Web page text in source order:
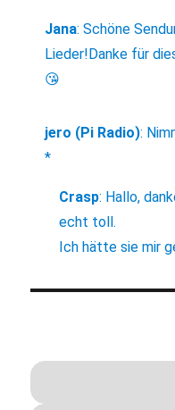
Jana:Schöne
Lieder!Danke für
😘
jero (Pi Radio):
*
Crasp: Hallo,
echt toll.
Ich hätte sie mir